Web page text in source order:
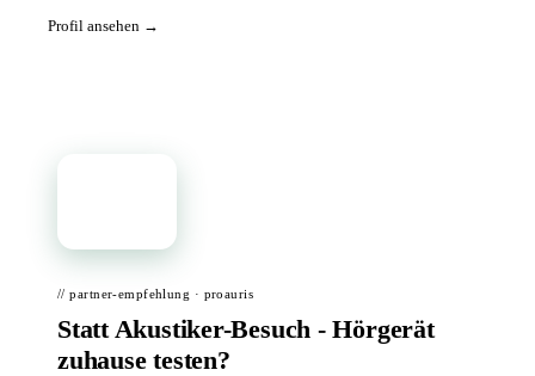
Profil ansehen →
// partner-empfehlung · proauris
Statt Akustiker-Besuch - Hörgerät
zuhause testen?